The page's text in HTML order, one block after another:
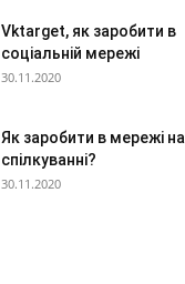
Vktarget, як заробити в
соціальній мережі
30.11.2020
Як заробити в мережі на
спілкуванні?
30.11.2020